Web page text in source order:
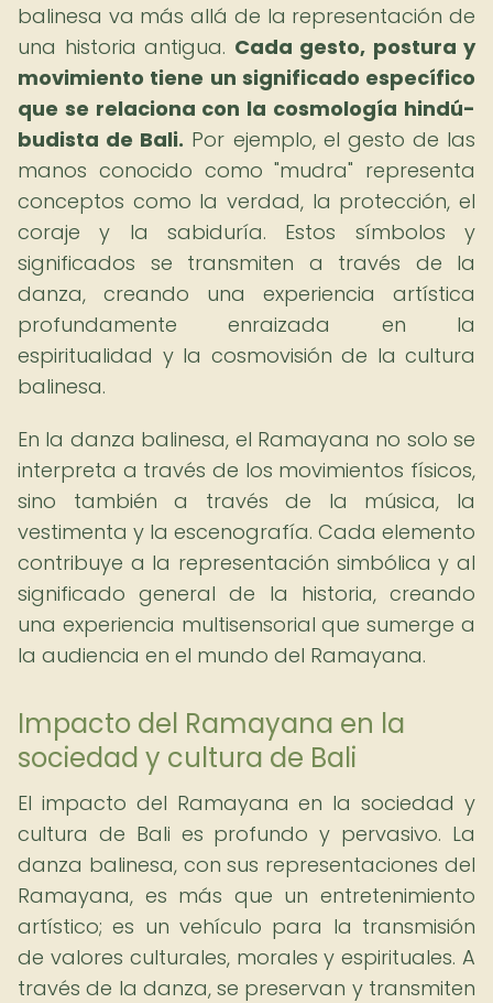
balinesa va más allá de la representación de
una historia antigua. Cada gesto, postura y
movimiento tiene un significado específico
que se relaciona con la cosmología hindú-
budista de Bali. Por ejemplo, el gesto de las
manos conocido como "mudra" representa
conceptos como la verdad, la protección, el
coraje y la sabiduría. Estos símbolos y
significados se transmiten a través de la
danza, creando una experiencia artística
profundamente enraizada en la
espiritualidad y la cosmovisión de la cultura
balinesa.
En la danza balinesa, el Ramayana no solo se
interpreta a través de los movimientos físicos,
sino también a través de la música, la
vestimenta y la escenografía. Cada elemento
contribuye a la representación simbólica y al
significado general de la historia, creando
una experiencia multisensorial que sumerge a
la audiencia en el mundo del Ramayana.
Impacto del Ramayana en la
sociedad y cultura de Bali
El impacto del Ramayana en la sociedad y
cultura de Bali es profundo y pervasivo. La
danza balinesa, con sus representaciones del
Ramayana, es más que un entretenimiento
artístico; es un vehículo para la transmisión
de valores culturales, morales y espirituales. A
través de la danza, se preservan y transmiten